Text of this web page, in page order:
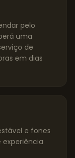
pelo
uma
de
em dias
e fones
experiência